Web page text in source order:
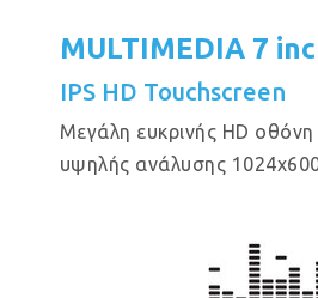
MULTIMEDIA 7
IPS HD Touchscreen
Μεγάλη ευκρινής HD
υψηλής ανάλυσης